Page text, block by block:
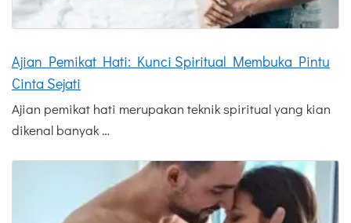
Ajian Pemikat Hati: Kunci Spiritual Membuka Pintu
Cinta Sejati
Ajian pemikat hati merupakan teknik spiritual yang kian
dikenal banyak …